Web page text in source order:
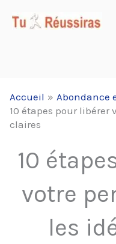
Accueil
Abondance
10 étapes pour libérer
claires
10
votre
les